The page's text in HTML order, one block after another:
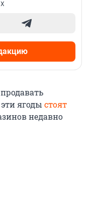
ягоды стоят
недавно